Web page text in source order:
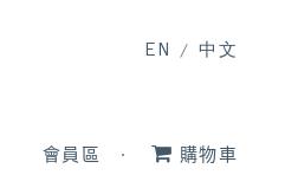
會員區 購物車
EN / 中文